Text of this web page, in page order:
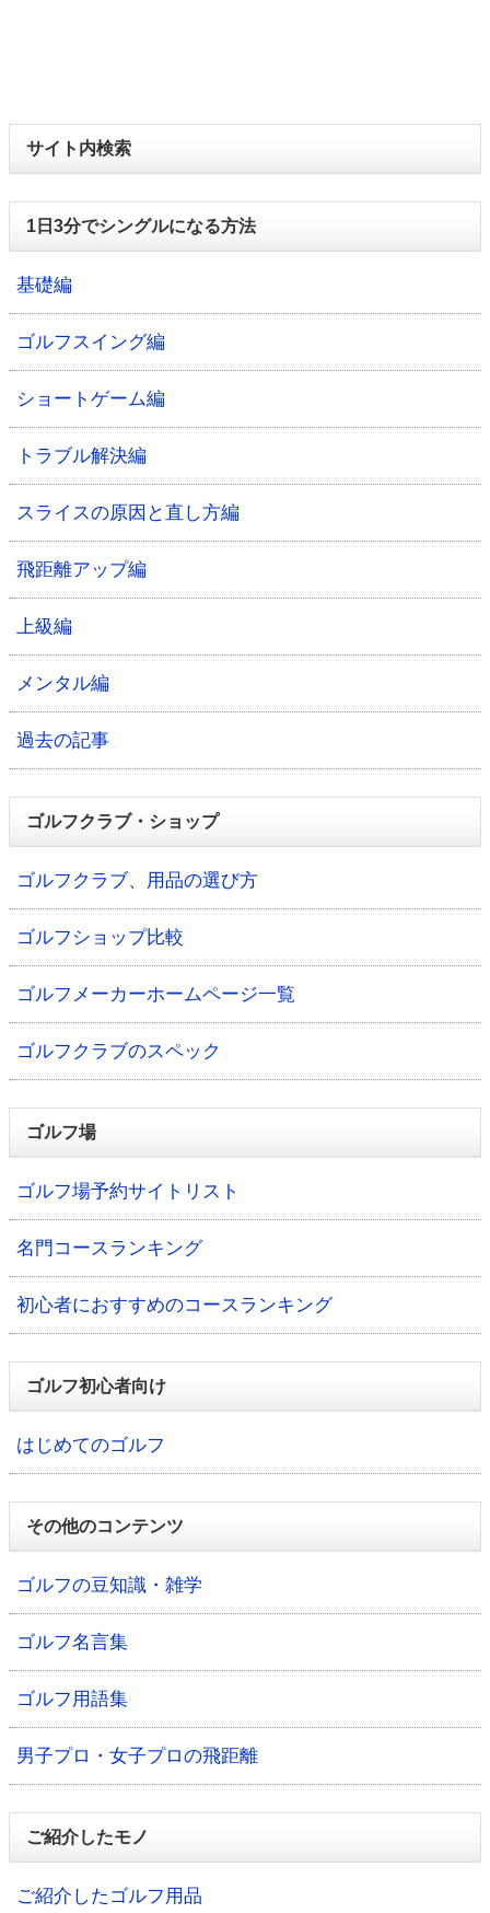
サイト内検索
1日3分でシングルになる方法
基礎編
ゴルフスイング編
ショートゲーム編
トラブル解決編
スライスの原因と直し方編
飛距離アップ編
上級編
メンタル編
過去の記事
ゴルフクラブ・ショップ
ゴルフクラブ、用品の選び方
ゴルフショップ比較
ゴルフメーカーホームページ一覧
ゴルフクラブのスペック
ゴルフ場
ゴルフ場予約サイトリスト
名門コースランキング
初心者におすすめのコースランキング
ゴルフ初心者向け
はじめてのゴルフ
その他のコンテンツ
ゴルフの豆知識・雑学
ゴルフ名言集
ゴルフ用語集
男子プロ・女子プロの飛距離
ご紹介したモノ
ご紹介したゴルフ用品